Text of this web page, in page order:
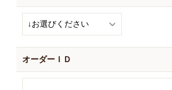
オーダーＩＤ